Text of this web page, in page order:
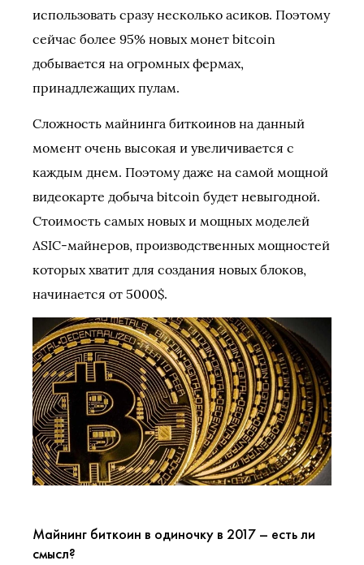
использовать сразу несколько асиков. Поэтому
сейчас более 95% новых монет bitcoin
добывается на огромных фермах,
принадлежащих пулам.
Сложность майнинга биткоинов на данный
момент очень высокая и увеличивается с
каждым днем. Поэтому даже на самой мощной
видеокарте добыча bitcoin будет невыгодной.
Стоимость самых новых и мощных моделей
ASIC-майнеров, производственных мощностей
которых хватит для создания новых блоков,
начинается от 5000$.
Майнинг биткоин в одиночку в 2017 – есть ли
смысл?